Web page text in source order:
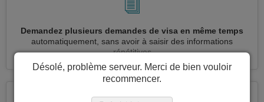
Demandez plusieurs demandes de visa en même temps
automatiquement, sans avoir à saisir des informations
répétitives
Désolé, problème serveur. Merci de bien vouloir
recommencer.